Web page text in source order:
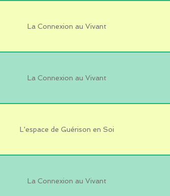
La Connexion au Vivant
La Connexion au Vivant
L'espace de Guérison en Soi
La Connexion au Vivant